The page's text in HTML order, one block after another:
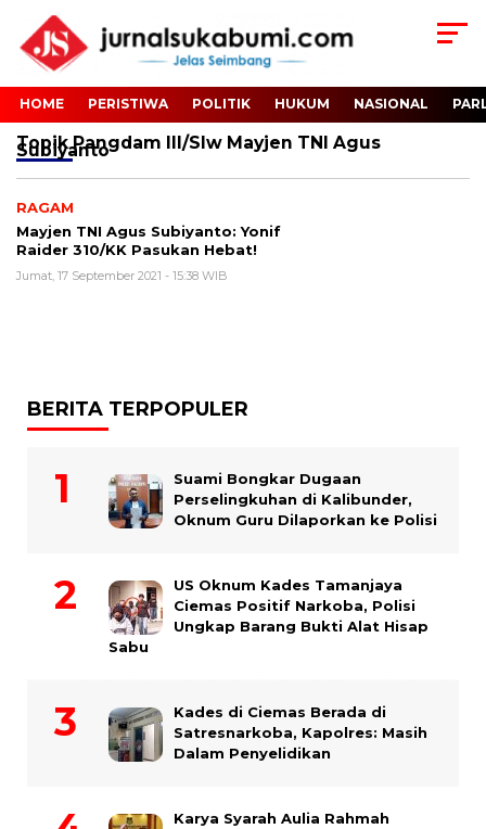
HOME PERISTIWA POLITIK HUKUM NASIONAL
TopikPangdam III/Slw Mayjen TNI Agus
Subiyanto
RAGAM
Mayjen TNI Agus Subiyanto: Yonif
Raider 310/KK Pasukan Hebat!
Jumat, 17 September 2021 - 15:38 WIB
BERITA TERPOPULER
Suami Bongkar Dugaan
Perselingkuhan di Kalibunder,
Oknum Guru Dilaporkan ke Polisi
US Oknum Kades Tamanjaya
Ciemas Positif Narkoba, Polisi
Ungkap Barang Bukti Alat Hisap
Sabu
Kades di Ciemas Berada di
Satresnarkoba, Kapolres: Masih
Dalam Penyelidikan
Karya Syarah Aulia Rahmah